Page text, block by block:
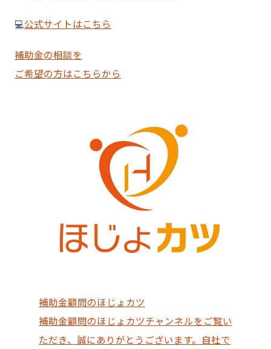
💻公式サイトはこちら
補助金の相談を
ご希望の方はこちらから
補助金顧問のほじょカツ
補助金顧問のほじょカツチャンネルをご覧い
ただき、誠にありがとうございます。自社で